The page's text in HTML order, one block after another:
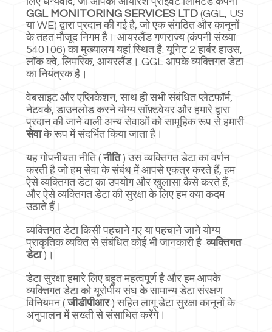
GGL MONITORING SERVICES LTD(GGL, US
या WE) द्वारा प्रदान की गई है, जो एक संगठित और कानूनों
के तहत मौजूद निगम है। आयरलैंड गणराज्य (कंपनी संख्या
540106) का मुख्यालय यहां स्थित है: यूनिट 2 हार्बर हाउस,
लॉक क्वे, लिमरिक, आयरलैंड। GGL आपके व्यक्तिगत डेटा
का नियंत्रक है।
वेबसाइट और एप्लिकेशन, साथ ही सभी संबंधित प्लेटफॉर्म,
नेटवर्क, डाउनलोड करने योग्य सॉफ़्टवेयर और हमारे द्वारा
प्रदान की जाने वाली अन्य सेवाओं को सामूहिक रूप से हमारी
सेवाके रूप में संदर्भित किया जाता है।
यह गोपनीयता नीति (नीति) उस व्यक्तिगत डेटा का वर्णन
करती है जो हम सेवा के संबंध में आपसे एकत्र करते हैं, हम
ऐसे व्यक्तिगत डेटा का उपयोग और खुलासा कैसे करते हैं,
और ऐसे व्यक्तिगत डेटा की सुरक्षा के लिए हम क्या कदम
उठाते हैं।
व्यक्तिगत डेटा किसी पहचाने गए या पहचाने जाने योग्य
प्राकृतिक व्यक्ति से संबंधित कोई भी जानकारी है व्यक्तिगत
डेटा)।
डेटा सुरक्षा हमारे लिए बहुत महत्वपूर्ण है और हम आपके
व्यक्तिगत डेटा को यूरोपीय संघ के सामान्य डेटा संरक्षण
विनियमन (जीडीपीआर) सहित लागू डेटा सुरक्षा कानूनों के
अनुपालन में सख्ती से संसाधित करेंगे।